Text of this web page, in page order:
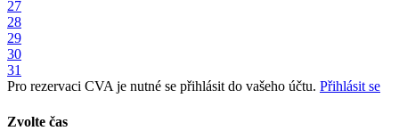
27
28
29
30
31
Pro rezervaci CVA je nutné se přihlásit do vašeho účtu. Přihlásit se
Zvolte čas